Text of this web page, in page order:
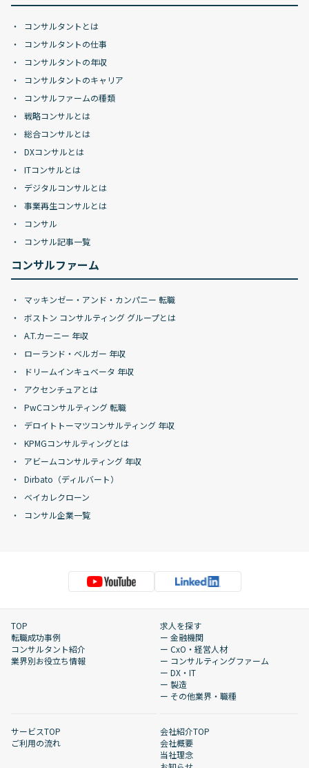
コンサルタントとは
コンサルタントの仕事
コンサルタントの年収
コンサルタントのキャリア
コンサルファームの種類
戦略コンサルとは
総合コンサルとは
DXコンサルとは
ITコンサルとは
デジタルコンサルとは
事業再生コンサルとは
コンサル
コンサル記事一覧
コンサルファーム
マッキンゼー・アンド・カンパニー 転職
ボストン コンサルティング グループとは
A.T.カーニー 年収
ローランド・ベルガー 年収
ドリームインキュベータ 年収
アクセンチュアとは
PwCコンサルティング 転職
デロイトトーマツコンサルティング 年収
KPMGコンサルティングとは
アビームコンサルティング 年収
Dirbato（ディルバート）
ベイカレクローン
コンサル企業一覧
TOP
転職成功事例
コンサルタント紹介
業界別お役立ち情報
求人を探す
ー 金融機関
ー CxO・経営人材
ー コンサルティングファーム
ー DX・IT
ー 製造
ー その他業界・職種
サービスTOP
ご利用の流れ
会社紹介TOP
会社概要
当社理念